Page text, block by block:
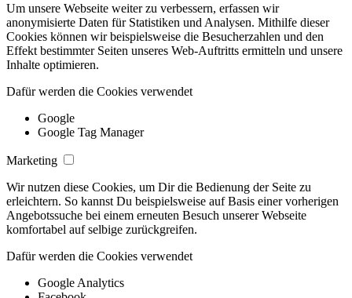
Um unsere Webseite weiter zu verbessern, erfassen wir
anonymisierte Daten für Statistiken und Analysen. Mithilfe dieser
Cookies können wir beispielsweise die Besucherzahlen und den
Effekt bestimmter Seiten unseres Web-Auftritts ermitteln und unsere
Inhalte optimieren.
Dafür werden die Cookies verwendet
Google
Google Tag Manager
Marketing
Wir nutzen diese Cookies, um Dir die Bedienung der Seite zu
erleichtern. So kannst Du beispielsweise auf Basis einer vorherigen
Angebotssuche bei einem erneuten Besuch unserer Webseite
komfortabel auf selbige zurückgreifen.
Dafür werden die Cookies verwendet
Google Analytics